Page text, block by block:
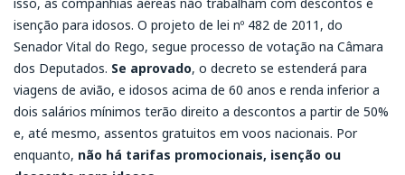
isso, as companhias aéreas não trabalham com descontos e
isenção para idosos. O projeto de lei nº 482 de 2011, do
Senador Vital do Rego, segue processo de votação na Câmara
dos Deputados. Se aprovado, o decreto se estenderá para
viagens de avião, e idosos acima de 60 anos e renda inferior a
dois salários mínimos terão direito a descontos a partir de 50%
e, até mesmo, assentos gratuitos em voos nacionais. Por
enquanto, não há tarifas promocionais, isenção ou